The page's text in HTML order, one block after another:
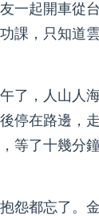
一起開車從
課，只知道
了，人山人
停在路邊，
等了十幾分
怨都忘了。